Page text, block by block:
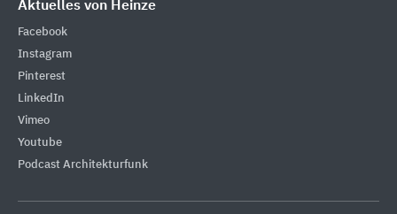
Aktuelles von Heinze
Facebook
Instagram
Pinterest
LinkedIn
Vimeo
Youtube
Podcast Architekturfunk